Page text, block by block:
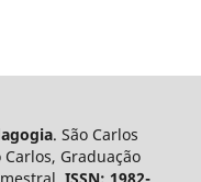
. São Carlos
Graduação